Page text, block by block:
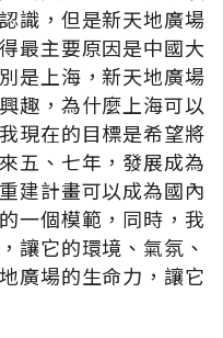
識，但是新天地廣場
最主要原因是中國大
是上海，新天地廣場
趣，為什麼上海可以
現在的目標是希望將
五、七年，發展成為
建計畫可以成為國內
一個模範，同時，我
讓它的環境、氣氛、
廣場的生命力，讓它